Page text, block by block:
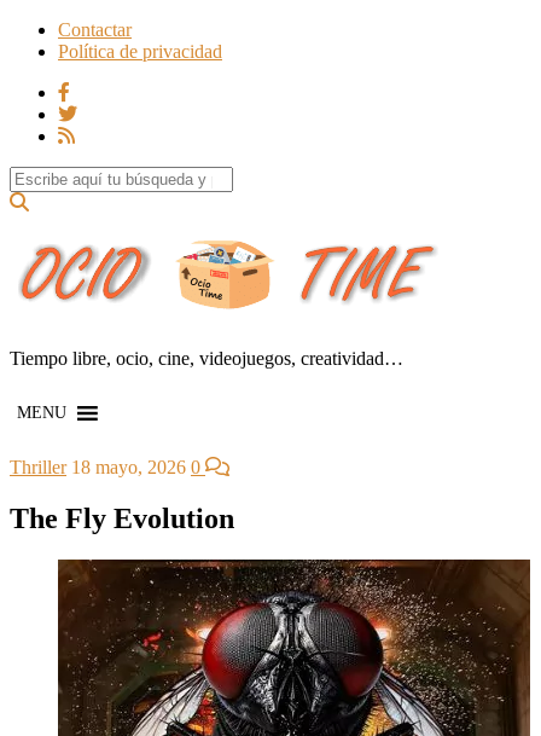
Contactar
Política de privacidad
Search for:
Tiempo libre, ocio, cine, videojuegos, creatividad…
MENU
Thriller 18 mayo, 2026 0
The Fly Evolution